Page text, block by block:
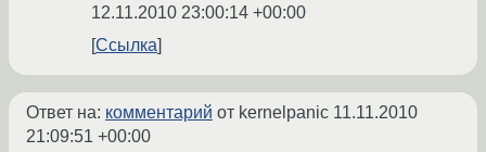
12.11.2010 23:00:14 +00:00
Ссылка
Ответ на: комментарий от kernelpanic 11.11.2010
21:09:51 +00:00